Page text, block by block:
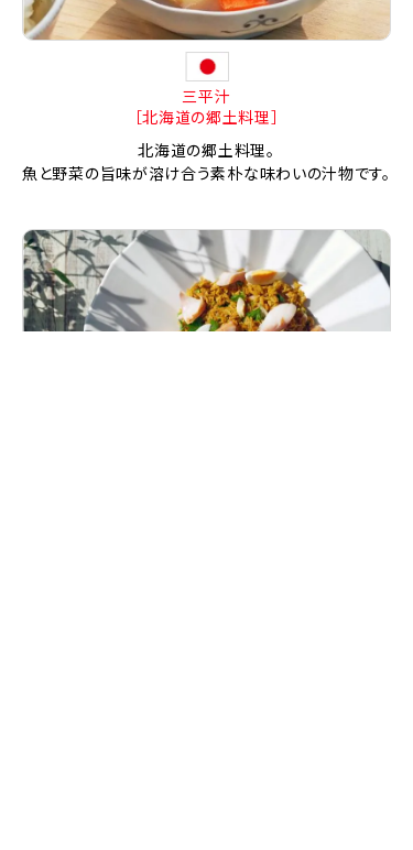
三平汁
［北海道の郷土料理］
北海道の郷土料理。
魚と野菜の旨味が溶け合う素朴な味わいの汁物です。